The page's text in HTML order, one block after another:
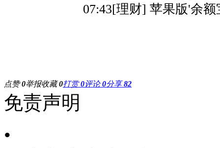
07:43[理财] 苹果版'余额
点赞0举报收藏0打赏0评论0分享 82
免责声明
•